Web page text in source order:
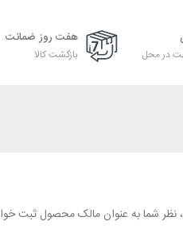
در محل
هفت روز ضمانت
بازگشت کالا
نظر شما به عنوان مالک محصول ثبت